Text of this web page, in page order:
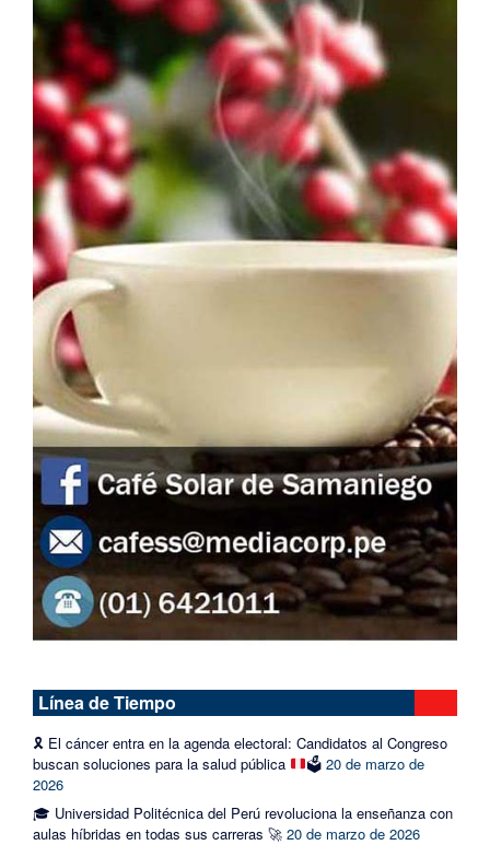
Línea de Tiempo
🎗️ El cáncer entra en la agenda electoral: Candidatos al Congreso
buscan soluciones para la salud pública
🗳️ 20 de marzo de
2026
🎓 Universidad Politécnica del Perú revoluciona la enseñanza con
aulas híbridas en todas sus carreras 🚀 20 de marzo de 2026